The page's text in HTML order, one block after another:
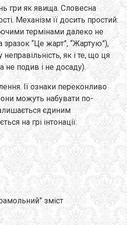
гри як явища. Словесна
Механізм її досить простий:
термінами далеко не
“Це жарт”, “Жартую”),
як і те, що ця
не подив і не досаду).
Ії ознаки переконливо
можуть набувати по-
єдиним
на грі інтонації:
зміст